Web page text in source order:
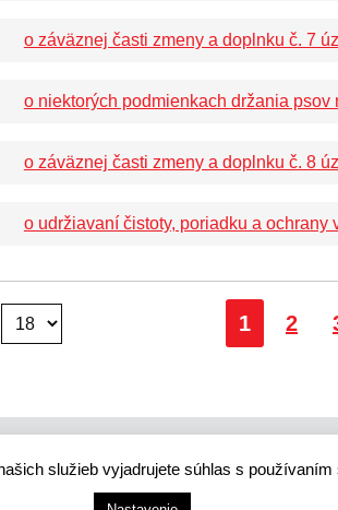
o záväznej časti zmeny a doplnku č. 7
o niektorých podmienkach držania psov
o záväznej časti zmeny a doplnku č. 8
o udržiavaní čistoty, poriadku a
Strana
1 2
služieb vyjadrujete súhlas s používaním